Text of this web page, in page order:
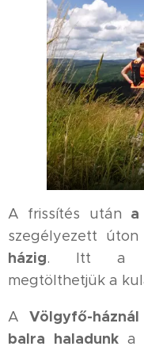
A frissítés után
szegélyezett
házig. Itt a
megtölthetjük a
AVölgyfő-háznál
balra haladunk a